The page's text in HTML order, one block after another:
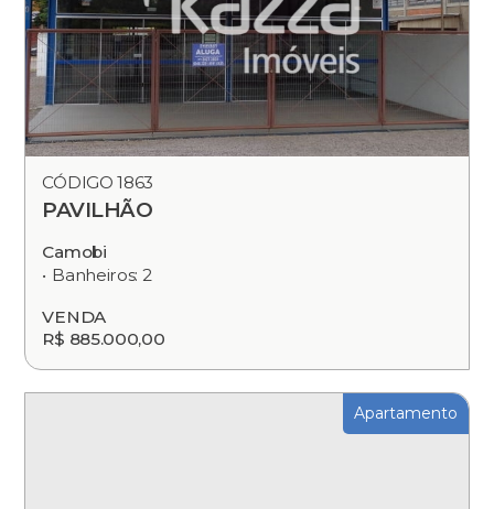
CÓDIGO 1863
PAVILHÃO
Camobi
Banheiros: 2
VENDA
R$ 885.000,00
Apartamento